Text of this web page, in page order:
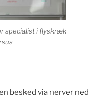
specialist i flyskræk
besked via nerver ned